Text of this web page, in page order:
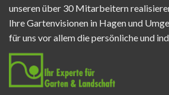
unseren über 30 Mitarbeitern
Ihre Gartenvisionen in Hagen und
für uns vor allem die persönliche und